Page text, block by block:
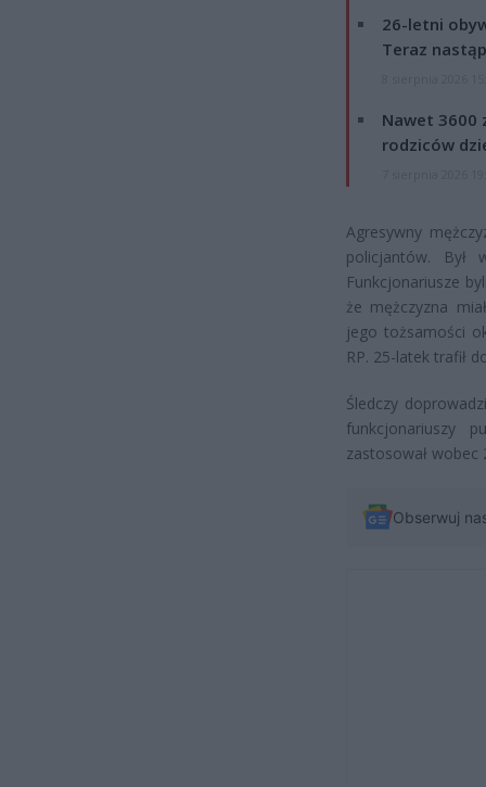
26-letni
Teraz
Nawet 3600
rodziców
Agresywny
policjantów. Był
Funkcjonariusze
że mężczyzna
jego tożsamości
RP. 25-latek trafił
Śledczy
funkcjonariuszy
zastosował
Obserwuj